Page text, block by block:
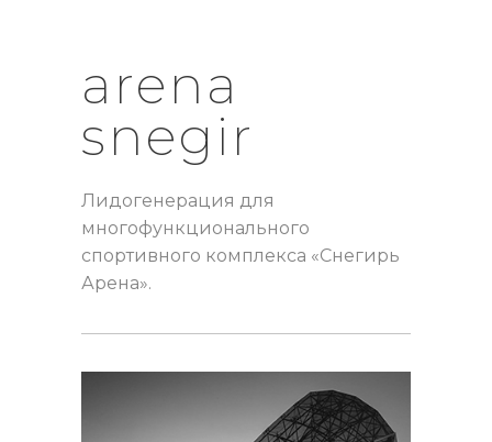
arena
snegir
Лидогенерация для
многофункционального
спортивного комплекса «Снегирь
Арена».